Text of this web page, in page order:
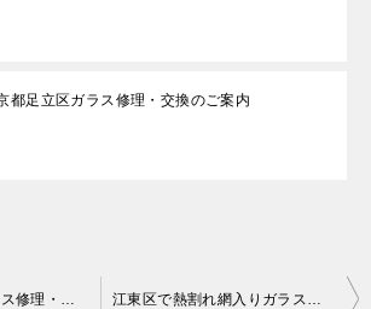
都足立区ガラス修理・交換のご案内